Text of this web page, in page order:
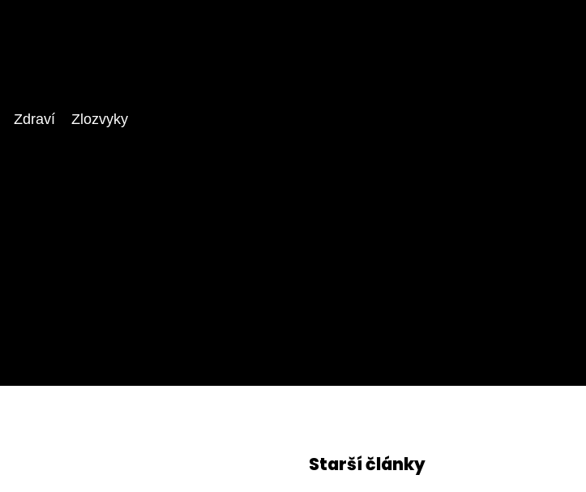
Zdraví Zlozvyky
Starší články